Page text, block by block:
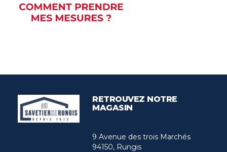
RETROUVEZ NOTRE
MAGASIN
9 Avenue des trois Marchés
94150, Rungis